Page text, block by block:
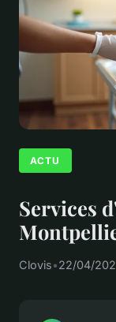
ACTU
Services
Clovis•22/04/